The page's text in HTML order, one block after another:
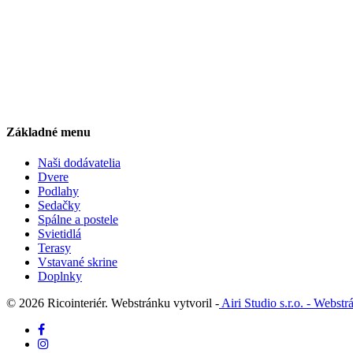
Základné menu
Naši dodávatelia
Dvere
Podlahy
Sedačky
Spálne a postele
Svietidlá
Terasy
Vstavané skrine
Doplnky
© 2026 Ricointeriér. Webstránku vytvoril - Airi Studio s.r.o. -
facebook
instagram